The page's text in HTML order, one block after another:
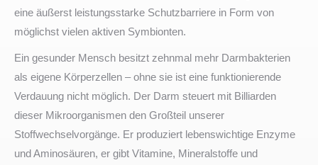
eine äußerst leistungsstarke Schutzbarriere in Form von
möglichst vielen aktiven Symbionten.
Ein gesunder Mensch besitzt zehnmal mehr Darmbakterien
als eigene Körperzellen – ohne sie ist eine funktionierende
Verdauung nicht möglich. Der Darm steuert mit Billiarden
dieser Mikroorganismen den Großteil unserer
Stoffwechselvorgänge. Er produziert lebenswichtige Enzyme
und Aminosäuren, er gibt Vitamine, Mineralstoffe und